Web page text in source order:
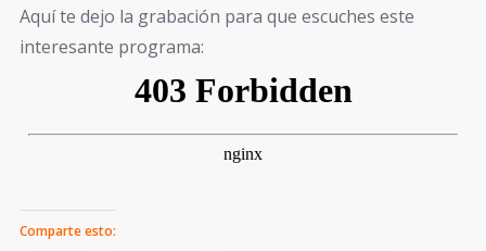
Aquí te dejo la grabación para que escuches este
interesante programa:
Comparte esto: